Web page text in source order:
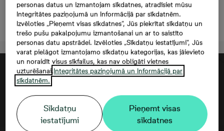
Atstāt kontaktinformāciju
personas datus un izmantojam sīkdatnes, atradīsiet mūsu
Integritātes paziņojumā un Informācijā par sīkdatnēm.
Izvēloties „Pieņemt visas sīkdatnes”, Jūs piekrītat sīkdatņu un
trešo pušu pakalpojumu izmantošanai un ar to saistīto
personas datu apstrādei. Izvēloties „Sīkdatņu iestatījumi”, Jūs
varat pielāgot izmantojamo sīkdatņu kategorijas, kas jāievieto
un noraidīt visus sīkfailus, kas nav obligāti vietnes
uzturēšanai.Integritātes paziņojumā un Informācijā par
sīkdatnēm.
Sīkdatņu
iestatījumi
Pieņemt visas
sīkdatnes